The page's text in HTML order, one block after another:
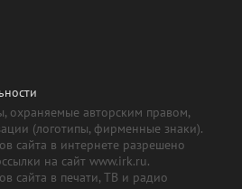
охраняемые авторским правом,
(логотипы, фирменные знаки).
сайта в интернете разрешено
на сайт www.irk.ru.
сайта в печати, ТВ и радио